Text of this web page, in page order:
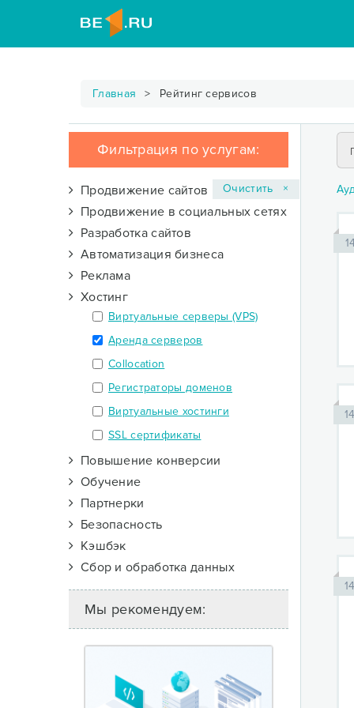
Главная Рейтинг сервисов
Фильтрация по услугам:
Продвижение сайтов
Продвижение в социальных сетях
Разработка сайтов
Автоматизация бизнеса
Реклама
Хостинг
Виртуальные серверы (VPS)
Аренда серверов
Collocation
Регистраторы доменов
Виртуальные хостинги
SSL сертификаты
Повышение конверсии
Обучение
Партнерки
Безопасность
Кэшбэк
Сбор и обработка данных
Очистить ×
Мы рекомендуем: